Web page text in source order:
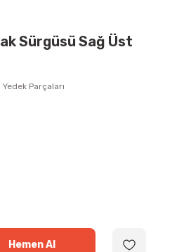
Sürgüsü Sağ Üst
Parçaları
Hemen Al